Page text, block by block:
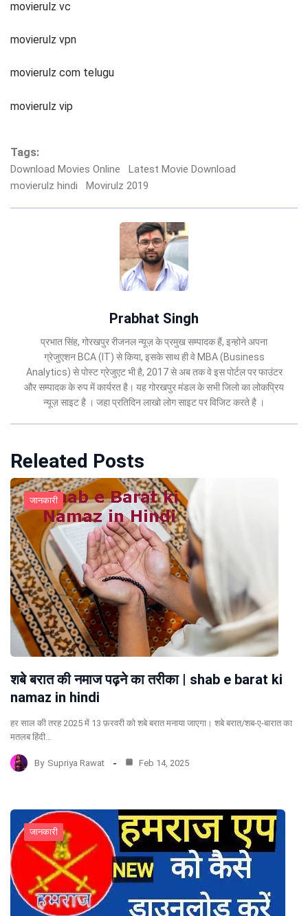
movierulz vc
movierulz vpn
movierulz com telugu
movierulz vip
Tags:
Download Movies Online
Latest Movie Download
movierulz hindi
Movirulz 2019
Prabhat Singh
प्रभात सिंह, गोरखपुर रीजनल न्यूज़ के प्रमुख सम्पादक हैं, इन्होने अपना
ग्रेजुएशन BCA (IT) से किया, इसके साथ ही वे MBA (Business
Analytics) से पोस्ट ग्रेजुएट भी है, 2017 से अब तक वे इस पोर्टल पर फाउंटर
और सम्पादक के रुप में कार्यरत है। यह गोरखपुर मंडल के सभी जिलो का लोकप्रिय
न्यूज़ साइट है । जहा प्रतिदिन लाखो लोग साइट पर विजिट करते है ।
Releated Posts
जानकारी
शबे बरात की नमाज पढ़ने का तरीका | shab e barat ki
namaz in hindi
हर साल की तरह 2025 में 13 फ़रवरी को शबे बरात मनाया जाएगा। शबे बरात/शब-ए-बारात का
मतलब हिंदी…
By Supriya Rawat Feb 14, 2025
जानकारी